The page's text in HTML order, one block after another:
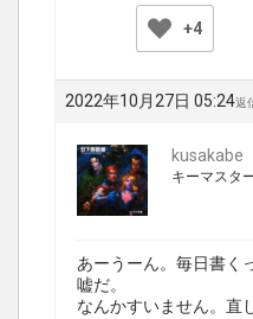
+4
2022年10月27日 05:24返
kusakabe
キーマスタ
あーうーん。毎日書く
嘘だ。
なんかすいません。直